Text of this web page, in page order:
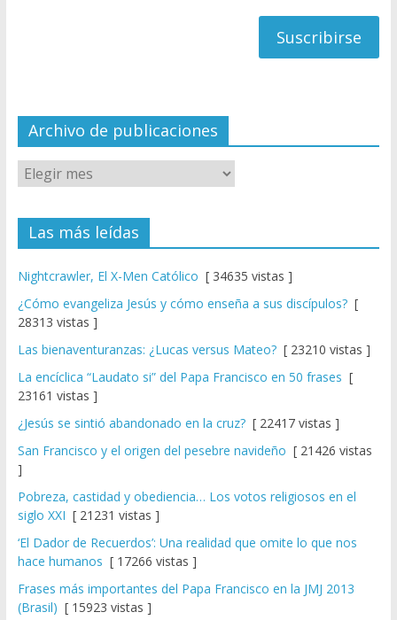
el
Archivo de publicaciones
Las más leídas
Nightcrawler, El X-Men Católico [ 34635 vistas ]
¿Cómo evangeliza Jesús y cómo enseña a sus discípulos?[
28313 vistas ]
Las bienaventuranzas: ¿Lucas versus Mateo?[ 23210 vistas ]
La encíclica “Laudato si” del Papa Francisco en 50 frases [
23161 vistas ]
¿Jesús se sintió abandonado en la cruz?[ 22417 vistas ]
San Francisco y el origen del pesebre navideño [ 21426 vistas
]
Pobreza, castidad y obediencia… Los votos religiosos en el
siglo XXI [ 21231 vistas ]
‘El Dador de Recuerdos’: Una realidad que omite lo que nos
hace humanos [ 17266 vistas ]
Frases más importantes del Papa Francisco en la JMJ 2013
(Brasil) [ 15923 vistas ]